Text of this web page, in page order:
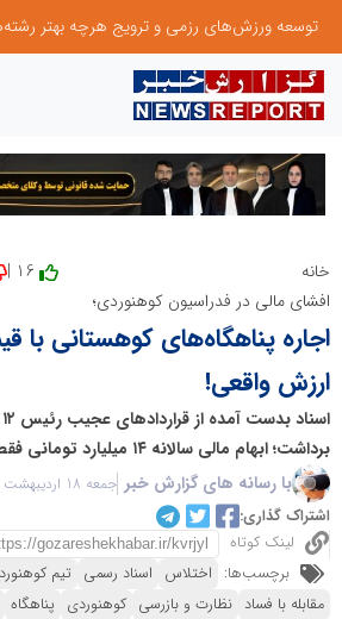
خانه
افشای مالی در فدراسیون کوهنوردی؛
اجاره پناهگاه‌های کوهستانی
ارزش واقعی!
برداشت؛ ابهام مالی سالانه ۱۴ میلیارد تومانی فقط از محل اجاره پناهگاه‌ها!
با رسانه های گزارش خبر جمعه 18 اردیبهشت 1405 - 22:46
اشتراک گذاری:
لینک کوتاه
برچسب‌ها: اختلاس اسناد رسمی تیم
مقابله با فساد نظارت و بازرسی کوهنوردی پناهگاه